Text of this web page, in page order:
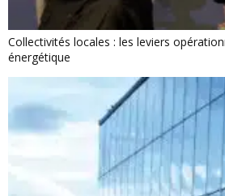
Collectivités locales : les leviers
énergétique